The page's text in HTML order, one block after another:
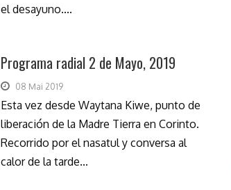
el desayuno....
Programa radial 2 de Mayo, 2019
08 Mai 2019
Esta vez desde Waytana Kiwe, punto de
liberación de la Madre Tierra en Corinto.
Recorrido por el nasatul y conversa al
calor de la tarde...